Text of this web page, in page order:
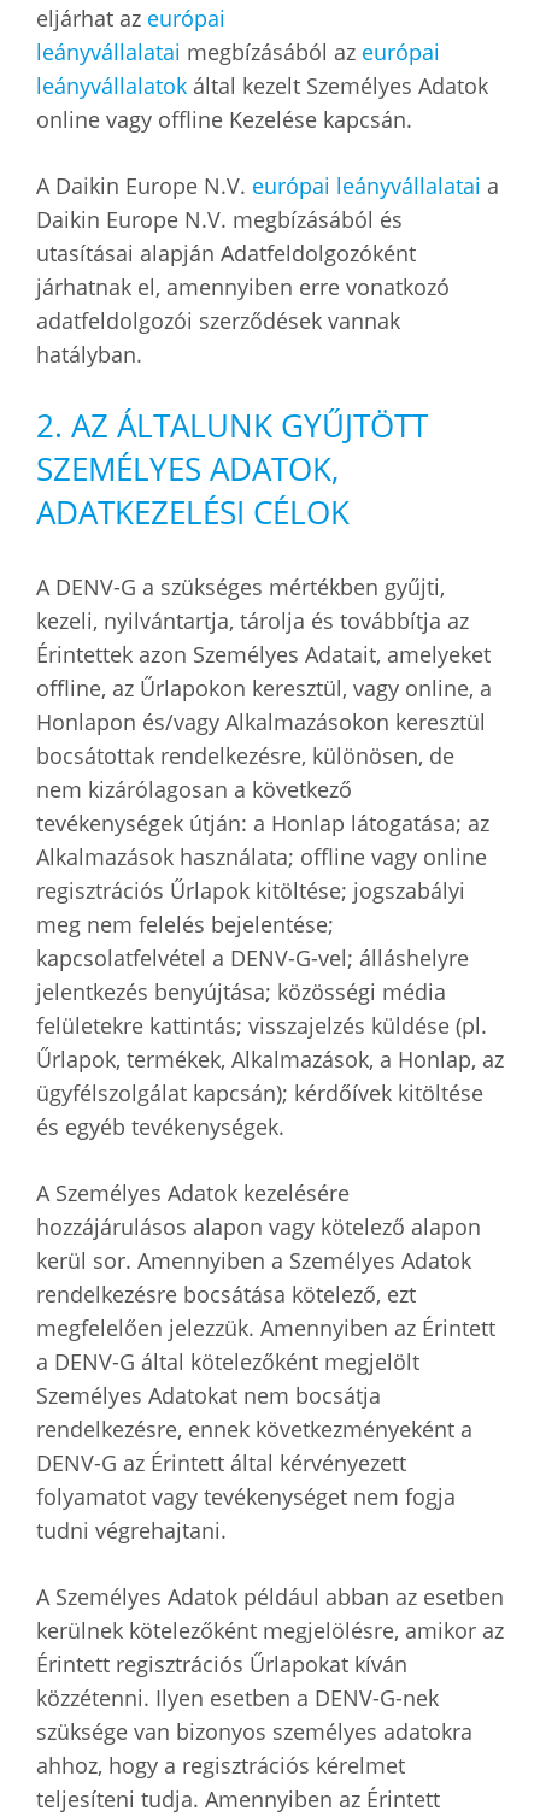
eljárhat az európai
leányvállalatai megbízásából az európai
leányvállalatok által kezelt Személyes Adatok
online vagy offline Kezelése kapcsán.
A Daikin Europe N.V. európai leányvállalatai a
Daikin Europe N.V. megbízásából és
utasításai alapján Adatfeldolgozóként
járhatnak el, amennyiben erre vonatkozó
adatfeldolgozói szerződések vannak
hatályban.
2. AZ ÁLTALUNK GYŰJTÖTT
SZEMÉLYES ADATOK,
ADATKEZELÉSI CÉLOK
A DENV-G a szükséges mértékben gyűjti,
kezeli, nyilvántartja, tárolja és továbbítja az
Érintettek azon Személyes Adatait, amelyeket
offline, az Űrlapokon keresztül, vagy online, a
Honlapon és/vagy Alkalmazásokon keresztül
bocsátottak rendelkezésre, különösen, de
nem kizárólagosan a következő
tevékenységek útján: a Honlap látogatása; az
Alkalmazások használata; offline vagy online
regisztrációs Űrlapok kitöltése; jogszabályi
meg nem felelés bejelentése;
kapcsolatfelvétel a DENV-G-vel; álláshelyre
jelentkezés benyújtása; közösségi média
felületekre kattintás; visszajelzés küldése (pl.
Űrlapok, termékek, Alkalmazások, a Honlap, az
ügyfélszolgálat kapcsán); kérdőívek kitöltése
és egyéb tevékenységek.
A Személyes Adatok kezelésére
hozzájárulásos alapon vagy kötelező alapon
kerül sor. Amennyiben a Személyes Adatok
rendelkezésre bocsátása kötelező, ezt
megfelelően jelezzük. Amennyiben az Érintett
a DENV-G által kötelezőként megjelölt
Személyes Adatokat nem bocsátja
rendelkezésre, ennek következményeként a
DENV-G az Érintett által kérvényezett
folyamatot vagy tevékenységet nem fogja
tudni végrehajtani.
A Személyes Adatok például abban az esetben
kerülnek kötelezőként megjelölésre, amikor az
Érintett regisztrációs Űrlapokat kíván
közzétenni. Ilyen esetben a DENV-G-nek
szüksége van bizonyos személyes adatokra
ahhoz, hogy a regisztrációs kérelmet
teljesíteni tudja. Amennyiben az Érintett